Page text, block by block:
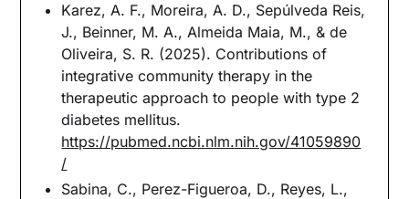
Karez, A. F., Moreira, A. D., Sepúlveda Reis,
J., Beinner, M. A., Almeida Maia, M., & de
Oliveira, S. R. (2025). Contributions of
integrative community therapy in the
therapeutic approach to people with type 2
diabetes mellitus.
https://pubmed.ncbi.nlm.nih.gov/41059890
/
Sabina, C., Perez-Figueroa, D., Reyes, L.,